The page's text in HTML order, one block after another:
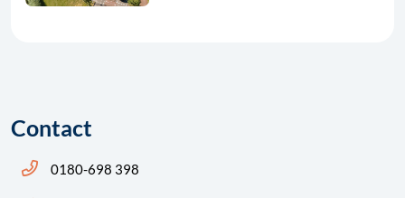
Contact
Bel ons: 14 0180
0180-698 398